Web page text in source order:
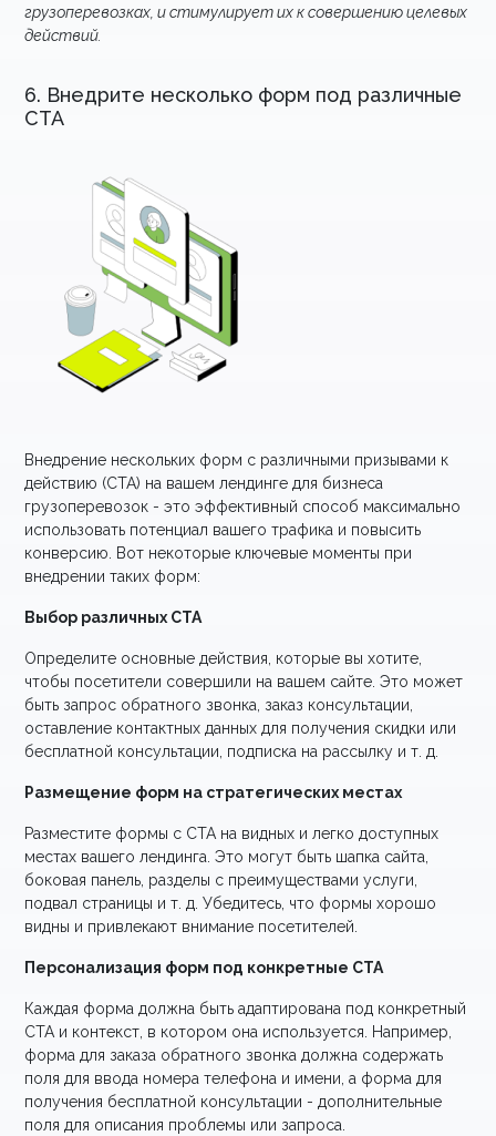
грузоперевозках, и стимулирует их к совершению целевых
действий.
6. Внедрите несколько форм под различные
CTA
Внедрение нескольких форм с различными призывами к
действию (CTA) на вашем лендинге для бизнеса
грузоперевозок - это эффективный способ максимально
использовать потенциал вашего трафика и повысить
конверсию. Вот некоторые ключевые моменты при
внедрении таких форм:
Выбор различных CTA
Определите основные действия, которые вы хотите,
чтобы посетители совершили на вашем сайте. Это может
быть запрос обратного звонка, заказ консультации,
оставление контактных данных для получения скидки или
бесплатной консультации, подписка на рассылку и т. д.
Размещение форм на стратегических местах
Разместите формы с CTA на видных и легко доступных
местах вашего лендинга. Это могут быть шапка сайта,
боковая панель, разделы с преимуществами услуги,
подвал страницы и т. д. Убедитесь, что формы хорошо
видны и привлекают внимание посетителей.
Персонализация форм под конкретные CTA
Каждая форма должна быть адаптирована под конкретный
CTA и контекст, в котором она используется. Например,
форма для заказа обратного звонка должна содержать
поля для ввода номера телефона и имени, а форма для
получения бесплатной консультации - дополнительные
поля для описания проблемы или запроса.